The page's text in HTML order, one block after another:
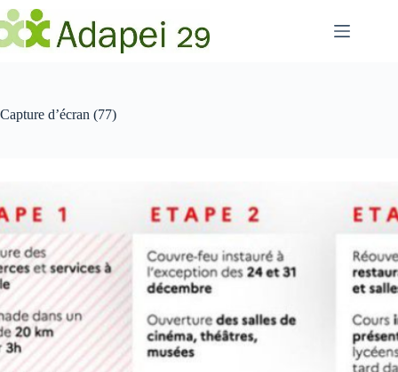
Passer
au
contenu
Capture d’écran (77)